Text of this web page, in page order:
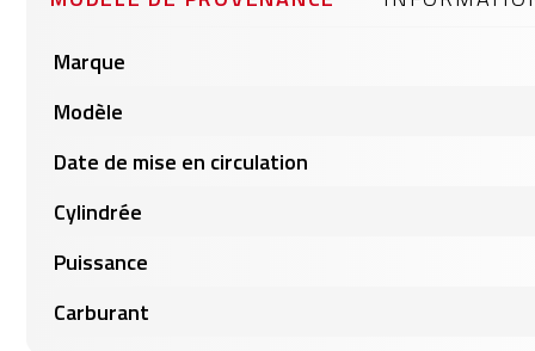
gallery
produits
Marque
Modèle
Date de mise en circulation
Cylindrée
Puissance
Carburant